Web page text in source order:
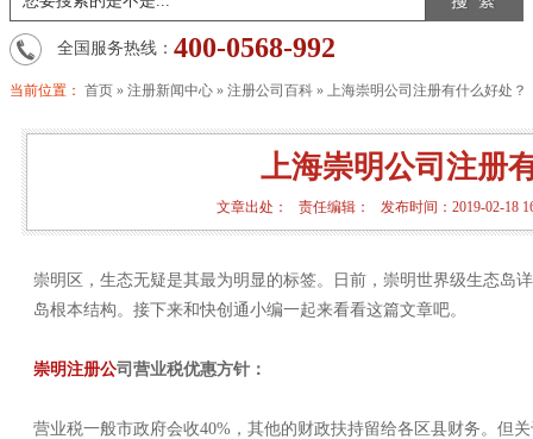
全国服务热线： 400-0568-992
当前位置： 首页 » 注册新闻中心 » 注册公司百科 » 上海崇明公司注册有什么好处？
上海崇明公司注册
文章出处： 责任编辑： 发布时间：2019-02-18
崇明区，生态无疑是其最为明显的标签。日前，崇明世界级生态岛
岛根本结构。 接下来和快创通小编一起来看看这篇文章吧。
崇明注册公司营业税优惠方针：
营业税一般市政府会收40% ，其他的财政扶持留给各区县财务。但